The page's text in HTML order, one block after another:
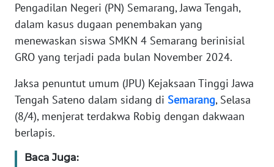
Pengadilan Negeri (PN) Semarang, Jawa Tengah,
dalam kasus dugaan penembakan yang
menewaskan siswa SMKN 4 Semarang berinisial
GRO yang terjadi pada bulan November 2024.
Jaksa penuntut umum (JPU) Kejaksaan Tinggi Jawa
Tengah Sateno dalam sidang di Semarang, Selasa
(8/4), menjerat terdakwa Robig dengan dakwaan
berlapis.
Baca Juga:
Informasi
INDEKS
BERITA
KONTAK
KAMI
INFO
IKLAN